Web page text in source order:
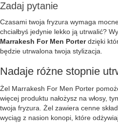
Zadaj pytanie
Czasami twoja fryzura wymaga
chciałbyś jedynie lekko ją utrwalić?
Marrakesh For Men Porterdzięki
będzie utrwalona twoja stylizacja.
Nadaje różne stopnie
Żel Marrakesh For Men Porter
więcej produktu nałożysz na włosy,
twoja fryzura. Żel zawiera cenne
wyciąg z nasion konopi, które